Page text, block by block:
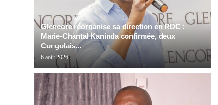
Glencore réorganise sa direction en RDC :
Marie-Chantal Kaninda confirmée, deux
Congolais...
6 août 2026